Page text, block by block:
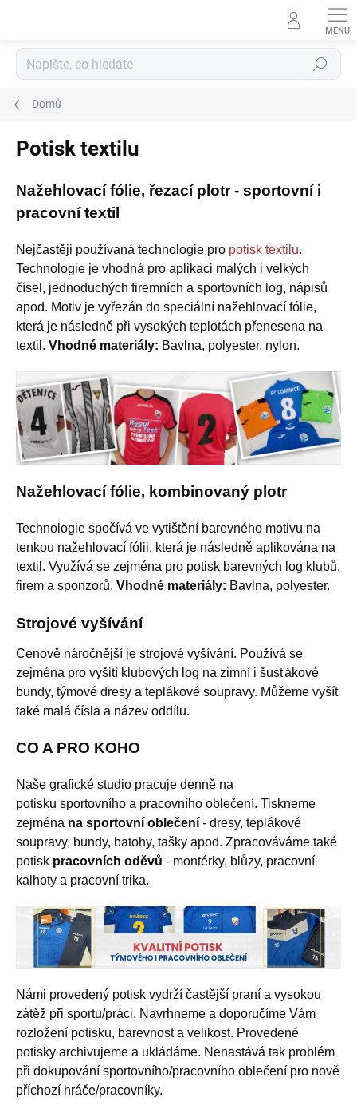
Hledat
Domů
Potisk textilu
Nažehlovací fólie, řezací plotr - sportovní i
pracovní textil
Nejčastěji používaná technologie pro potisk textilu.
Technologie je vhodná pro aplikaci malých i velkých
čísel, jednoduchých firemních a sportovních log, nápisů
apod. Motiv je vyřezán do speciální nažehlovací fólie,
která je následně při vysokých teplotách přenesena na
textil. Vhodné materiály: Bavlna, polyester, nylon.
Nažehlovací fólie, kombinovaný plotr
Technologie spočívá ve vytištění barevného motivu na
tenkou nažehlovací fólii, která je následně aplikována na
textil. Využívá se zejména pro potisk barevných log klubů,
firem a sponzorů. Vhodné materiály: Bavlna, polyester.
Strojové vyšívání
Cenově náročnější je strojové vyšívání. Používá se
zejména pro vyšití klubových log na zimní i šusťákové
bundy, týmové dresy a teplákové soupravy. Můžeme vyšít
také malá čísla a název oddílu.
CO A PRO KOHO
Naše grafické studio pracuje denně na
potisku sportovního a pracovního oblečení. Tiskneme
zejména na sportovní oblečení - dresy, teplákové
soupravy, bundy, batohy, tašky apod. Zpracováváme také
potisk pracovních oděvů - montérky, blůzy, pracovní
kalhoty a pracovní trika.
Námi provedený potisk vydrží častější praní a vysokou
zátěž při sportu/práci. Navrhneme a doporučíme Vám
rozložení potisku, barevnost a velikost. Provedené
potisky archivujeme a ukládáme. Nenastává tak problém
při dokupování sportovního/pracovního oblečení pro nově
příchozí hráče/pracovníky.